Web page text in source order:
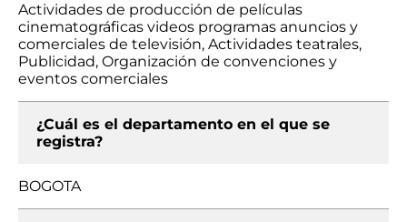
Actividades de producción de películas
cinematográficas videos programas anuncios y
comerciales de televisión, Actividades teatrales,
Publicidad, Organización de convenciones y
eventos comerciales
¿Cuál es el departamento en el que se
registra?
BOGOTA